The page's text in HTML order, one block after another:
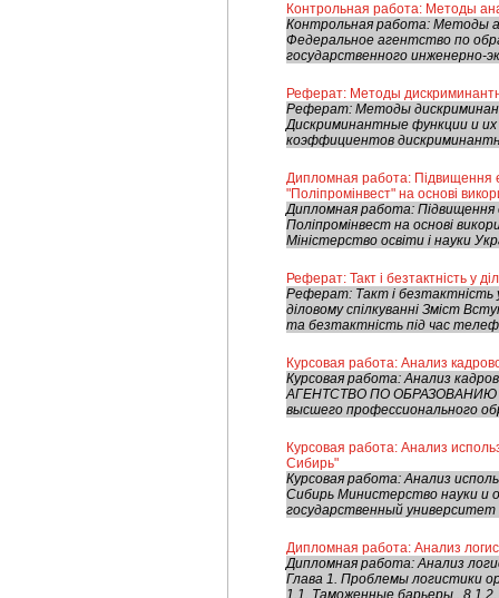
Контрольная работа: Методы
Контрольная работа: Методы
Федеральное агентство по
государственного инженерно-
Реферат: Методы
Реферат: Методы
Дискриминантные функции и
коэффициентов
Дипломная работа: Підвищення
"Поліпромінвест" на основі
Дипломная работа: Підвищення
Поліпромінвест на основі
Міністерство освіти і науки
Реферат: Такт і безтактність у
Реферат: Такт і безтактність
діловому спілкуванні Зміст
та безтактність під час
Курсовая работа: Анализ
Курсовая работа: Анализ
АГЕНТСТВО ПО ОБРАЗОВАНИЮ
высшего профессионального
Курсовая работа: Анализ
Сибирь"
Курсовая работа: Анализ
Сибирь Министерство науки и
государственный
Дипломная работа: Анализ
Дипломная работа: Анализ
Глава 1. Проблемы логистики
1.1. Таможенные барьеры.. 8 1.2.